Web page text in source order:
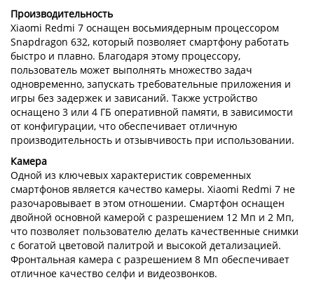
Производительность
Xiaomi Redmi 7 оснащен восьмиядерным процессором
Snapdragon 632, который позволяет смартфону работать
быстро и плавно. Благодаря этому процессору,
пользователь может выполнять множество задач
одновременно, запускать требовательные приложения и
игры без задержек и зависаний. Также устройство
оснащено 3 или 4 ГБ оперативной памяти, в зависимости
от конфигурации, что обеспечивает отличную
производительность и отзывчивость при использовании.
Камера
Одной из ключевых характеристик современных
смартфонов является качество камеры. Xiaomi Redmi 7 не
разочаровывает в этом отношении. Смартфон оснащен
двойной основной камерой с разрешением 12 Мп и 2 Мп,
что позволяет пользователю делать качественные снимки
с богатой цветовой палитрой и высокой детализацией.
Фронтальная камера с разрешением 8 Мп обеспечивает
отличное качество селфи и видеозвонков.